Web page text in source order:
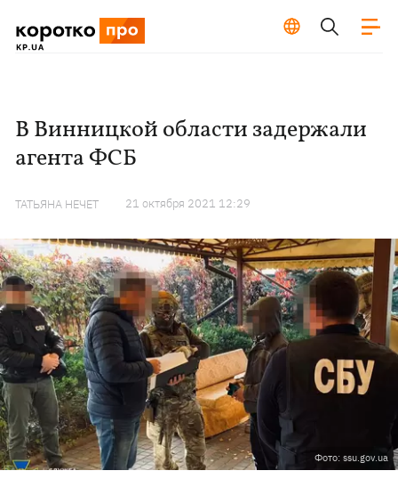
В Винницкой области задержали
агента ФСБ
ТАТЬЯНА НЕЧЕТ 21 октября 2021 12:29
Фото: ssu.gov.ua